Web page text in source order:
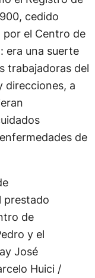
cedido
por el Centro de
era una suerte
trabajadoras del
direcciones, a
de